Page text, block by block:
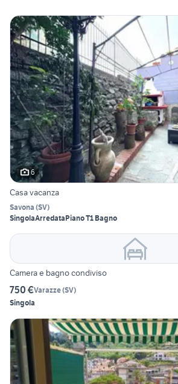
6
Casa vacanza
Savona (SV)
SingolaArredataPiano T1 Bagno
Camera e bagno condiviso
750 €Varazze(SV)
Singola